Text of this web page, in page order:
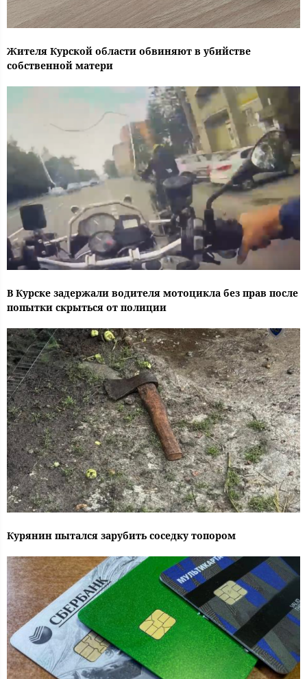
Жителя Курской области обвиняют в убийстве
собственной матери
В Курске задержали водителя мотоцикла без прав после
попытки скрыться от полиции
Курянин пытался зарубить соседку топором